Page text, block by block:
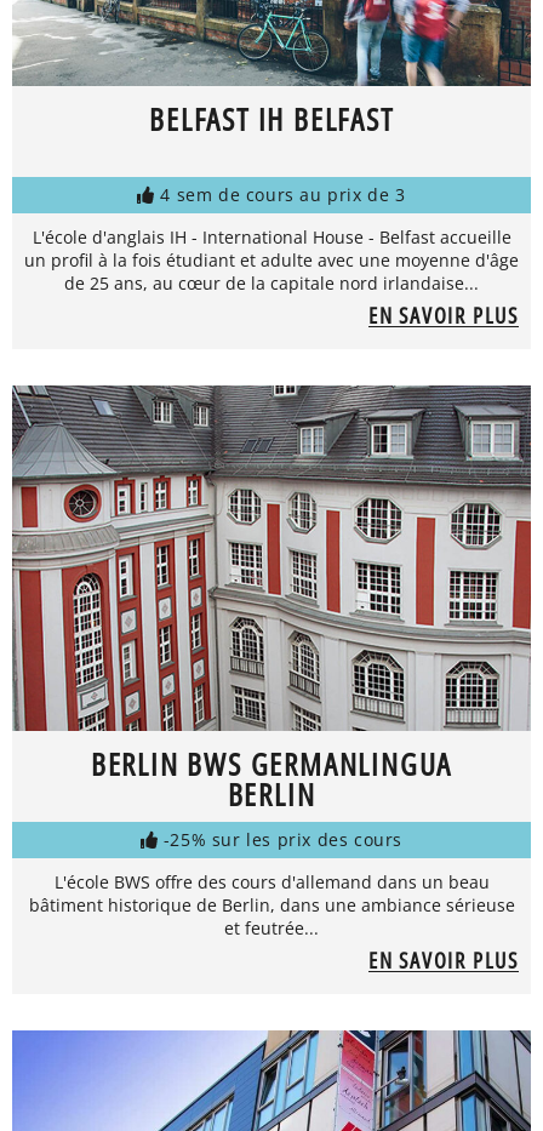
BELFAST IH BELFAST
4 sem de cours au prix de 3
L'école d'anglais IH - International House - Belfast accueille
un profil à la fois étudiant et adulte avec une moyenne d'âge
de 25 ans, au cœur de la capitale nord irlandaise...
EN SAVOIR PLUS
BERLIN BWS GERMANLINGUA
BERLIN
-25% sur les prix des cours
L'école BWS offre des cours d'allemand dans un beau
bâtiment historique de Berlin, dans une ambiance sérieuse
et feutrée...
EN SAVOIR PLUS